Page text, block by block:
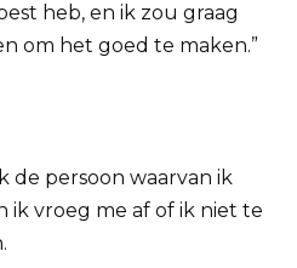
heb, en ik zou graag
om het goed te maken.”
de persoon waarvan ik
ik vroeg me af of ik niet te